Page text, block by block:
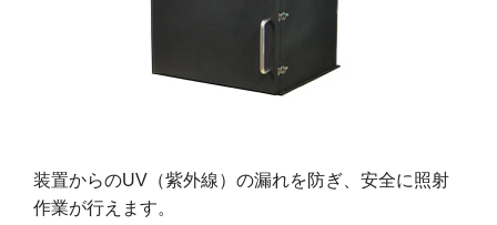
装置からのUV（紫外線）の漏れを防ぎ、安全に照射
作業が行えます。